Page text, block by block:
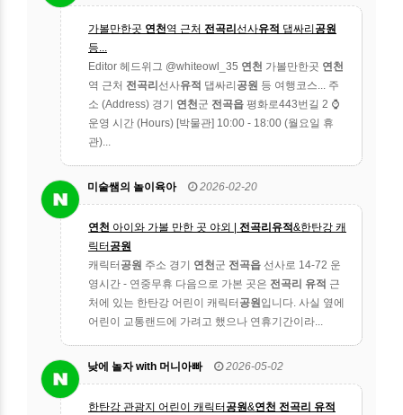
가볼만한곳 연천역 근처 전곡리 선사유적 댑싸리 공원
등...
Editor 헤드위그 @whiteowl_35 연천 가볼만한곳 연천
역 근처 전곡리 선사유적 댑싸리 공원 등 여행코스... 주
소 (Address) 경기 연천군 전곡읍 평화로443번길 2 ⌚️
운영 시간 (Hours) [박물관] 10:00 - 18:00 (월요일 휴
관)...
미술쌤의 놀이육아 2026-02-20
연천 아이와 가볼 만한 곳 야외 | 전곡리유적&한탄강 캐
릭터 공원
캐릭터 공원 주소 경기 연천군 전곡읍 선사로 14-72 운
영시간 - 연중무휴 다음으로 가본 곳은 전곡리 유적 근
처에 있는 한탄강 어린이 캐릭터 공원입니다. 사실 옆에
어린이 교통랜드에 가려고 했으나 연휴기간이라...
낮에 놀자 with 머니아빠 2026-05-02
한탄강 관광지 어린이 캐릭터 공원&연천 전곡리 유적